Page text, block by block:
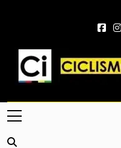
Ciclismo
Web Dedicada Al
Crónicas, Previas Y